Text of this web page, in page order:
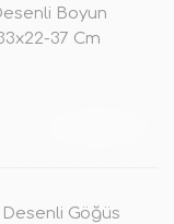
Boyun
37 Cm
Göğüs